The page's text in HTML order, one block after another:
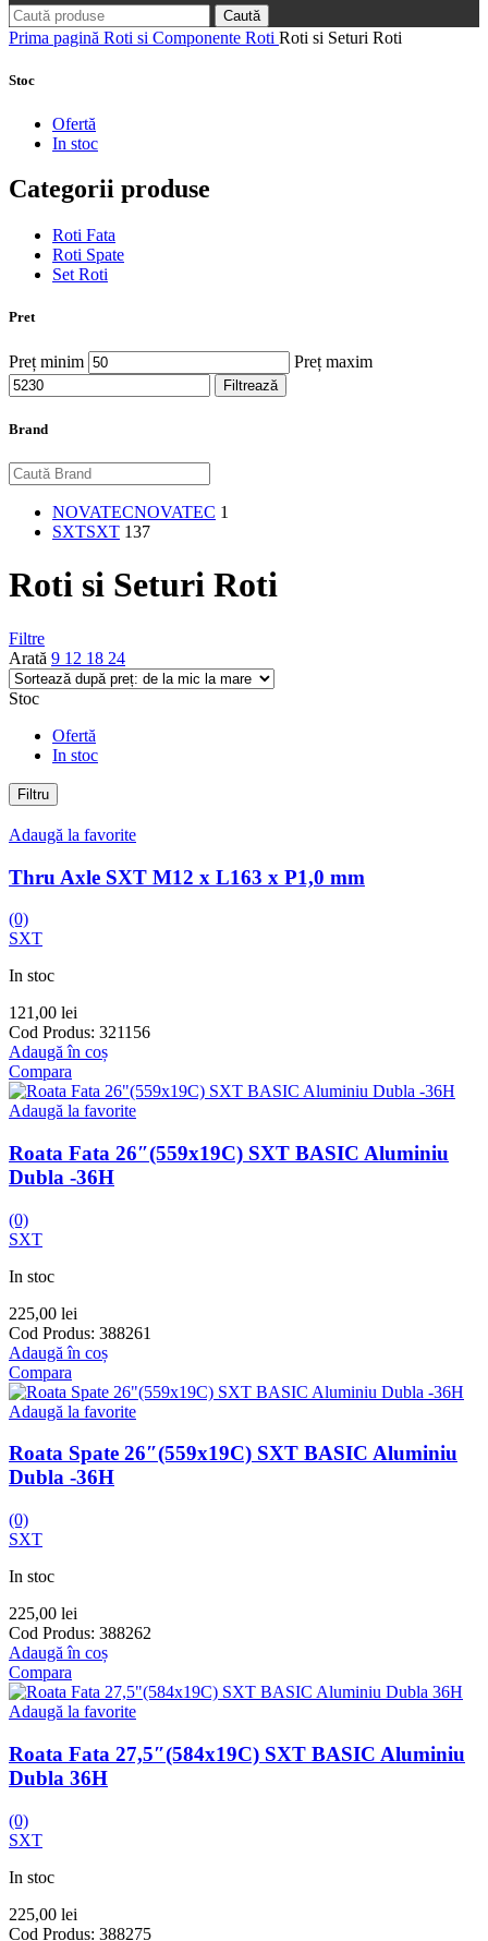
Caută
Prima pagină Roti si Componente Roti Roti si Seturi Roti
Stoc
Ofertă
In stoc
Categorii produse
Roti Fata
Roti Spate
Set Roti
Pret
Preț minim Preț maxim
Filtrează
Brand
NOVATECNOVATEC 1
SXTSXT 137
Roti si Seturi Roti
Filtre
Arată 9 12 18 24
Stoc
Ofertă
In stoc
Filtru
Adaugă la favorite
Thru Axle SXT M12 x L163 x P1,0 mm
(0)
SXT
In stoc
121,00 lei
Cod Produs: 321156
Adaugă în coș
Compara
Adaugă la favorite
Roata Fata 26″(559x19C) SXT BASIC Aluminiu
Dubla -36H
(0)
SXT
In stoc
225,00 lei
Cod Produs: 388261
Adaugă în coș
Compara
Adaugă la favorite
Roata Spate 26″(559x19C) SXT BASIC Aluminiu
Dubla -36H
(0)
SXT
In stoc
225,00 lei
Cod Produs: 388262
Adaugă în coș
Compara
Adaugă la favorite
Roata Fata 27,5″(584x19C) SXT BASIC Aluminiu
Dubla 36H
(0)
SXT
In stoc
225,00 lei
Cod Produs: 388275